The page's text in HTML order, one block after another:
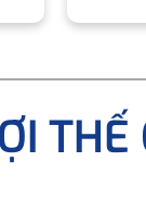
THẾ